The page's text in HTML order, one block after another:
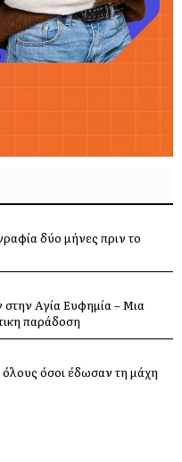
δύο μήνες πριν το
Αγία Ευφημία – Μια
παράδοση
όσοι έδωσαν τη μάχη